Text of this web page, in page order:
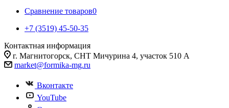
Сравнение товаров0
+7 (3519) 45-50-35
Контактная информация
г. Магнитогорск, СНТ Мичурина 4, участок 510 А
market@formika-mg.ru
Вконтакте
YouTube